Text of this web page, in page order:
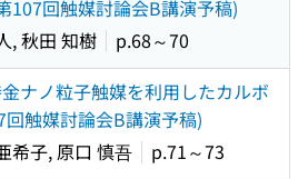
107回触媒討論会B講演予稿)
, 秋田 知樹
p.68～70
ナノ粒子触媒を利用したカルボ
触媒討論会B講演予稿)
希子, 原口 慎吾
p.71～73